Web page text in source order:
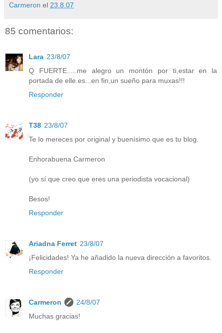
Carmeron el 23.8.07
85 comentarios:
Lara 23/8/07
Q FUERTE.....me alegro un montón por ti,estar en la
portada de elle.es...en fin,un sueño para muxas!!!
Responder
T38 23/8/07
Te lo mereces por original y buenísimo que es tu blog.
Enhorabuena Carmeron
(yo sí que creo que eres una periodista vocacional)
Besos!
Responder
Ariadna Ferret 23/8/07
¡Felicidades! Ya he añadido la nueva dirección a favoritos.
Responder
Carmeron
24/8/07
Muchas gracias!